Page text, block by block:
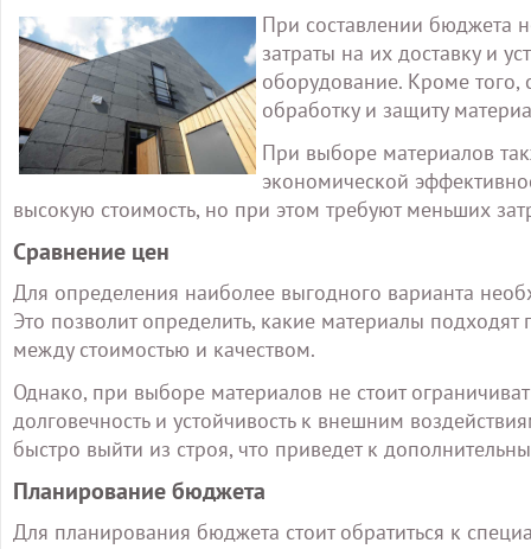
При составлении бюджета
затраты на их доставку и
оборудование. Кроме того,
обработку и защиту
При выборе материалов
экономической
высокую стоимость, но при этом требуют меньших
Сравнение цен
Для определения наиболее выгодного варианта
Это позволит определить, какие материалы
между стоимостью и качеством.
Однако, при выборе материалов не стоит
долговечность и устойчивость к внешним
быстро выйти из строя, что приведет к
Планирование бюджета
Для планирования бюджета стоит обратиться к